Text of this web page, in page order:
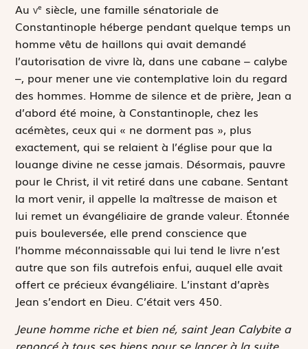
Auve siècle, une famille sénatoriale de
Constantinople héberge pendant quelque temps un
homme vêtu de haillons qui avait demandé
l’autorisation de vivre là, dans une cabane –calybe
–, pour mener une vie contemplative loin du regard
des hommes. Homme de silence et de prière, Jean a
d’abord été moine, à Constantinople, chez les
acémètes, ceux qui « ne dorment pas », plus
exactement, qui se relaient à l’église pour que la
louange divine ne cesse jamais. Désormais, pauvre
pour le Christ, il vit retiré dans une cabane. Sentant
la mort venir, il appelle la maîtresse de maison et
lui remet un évangéliaire de grande valeur. Étonnée
puis bouleversée, elle prend conscience que
l’homme méconnaissable qui lui tend le livre n’est
autre que son fils autrefois enfui, auquel elle avait
offert ce précieux évangéliaire. L’instant d’après
Jean s’endort en Dieu. C’était vers 450.
Jeune homme riche et bien né, saint Jean Calybite a
renoncé à tous ses biens pour se lancer à la suite